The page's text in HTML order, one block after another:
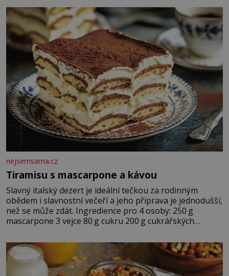
krutý. Jeho činy budí hrůzu ještě dlouho po jeho smrti
nejsemsama.cz
Tiramisu s mascarpone a kávou
Slavný italský dezert je ideální tečkou za rodinným
obědem i slavnostní večeří a jeho příprava je jednodušší,
než se může zdát. Ingredience pro 4 osoby: 250 g
mascarpone 3 vejce 80 g cukru 200 g cukrářských
posypání Postup: Oddělte žloutky od bílků. Žloutky
vyšlehejte s cukrem do světlé pěny a postupně do nich
vmíchejte mascarpone, aby vznikl hladký